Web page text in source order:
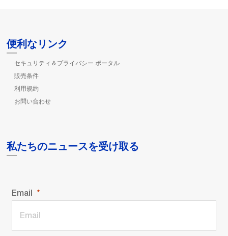
便利なリンク
セキュリティ＆プライバシー ポータル
販売条件
利用規約
お問い合わせ
私たちのニュースを受け取る
Email